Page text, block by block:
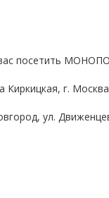
вас посетить
Киркицкая, г.
ул.